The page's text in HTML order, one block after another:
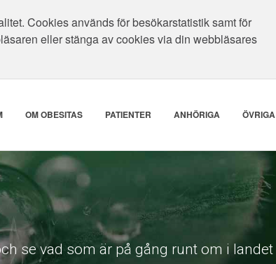
Cookies används för besökarstatistik samt för
eller stänga av cookies via din webbläsares
OM OBESITAS PATIENTER ANHÖRIGA ÖVRIGA
se vad som är på gång runt om i landet